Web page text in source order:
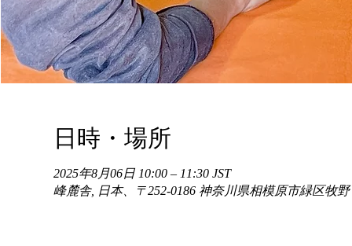
日時・場所
2025年8月06日 10:00 – 11:30 JST
峰麓舎, 日本、〒252-0186 神奈川県相模原市緑区牧